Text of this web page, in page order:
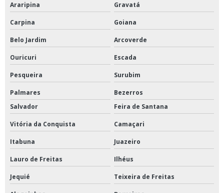
Araripina Gravatá
Carpina Goiana
Belo Jardim Arcoverde
Ouricuri Escada
Pesqueira Surubim
Palmares
Bezerros
Salvador
Feira de Santana
Vitória da Conquista Camaçari
Itabuna Juazeiro
Lauro de Freitas Ilhéus
Jequié Teixeira de Freitas